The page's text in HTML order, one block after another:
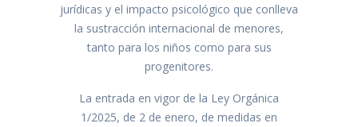
jurídicas y el impacto psicológico que conlleva
la sustracción internacional de menores,
tanto para los niños como para sus
progenitores.
La entrada en vigor de la Ley Orgánica
1/2025, de 2 de enero, de medidas en